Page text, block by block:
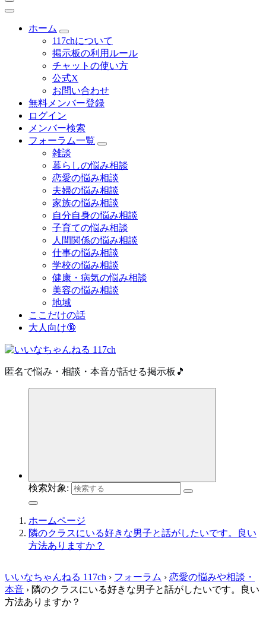
ホーム
117chについて
掲示板の利用ルール
チャットの使い方
公式X
お問い合わせ
無料メンバー登録
ログイン
メンバー検索
フォーラム一覧
雑談
暮らしの悩み相談
恋愛の悩み相談
夫婦の悩み相談
家族の悩み相談
自分自身の悩み相談
子育ての悩み相談
人間関係の悩み相談
仕事の悩み相談
学校の悩み相談
健康・病気の悩み相談
美容の悩み相談
地域
ここだけの話
大人向け🔞
匿名で悩み・相談・本音が話せる掲示板🎵
検索対象:
ホームページ
隣のクラスにいる好きな男子と話がしたいです。良い
方法ありますか？
いいなちゃんねる 117ch › フォーラム › 恋愛の悩みや相談・
本音 › 隣のクラスにいる好きな男子と話がしたいです。良い
方法ありますか？